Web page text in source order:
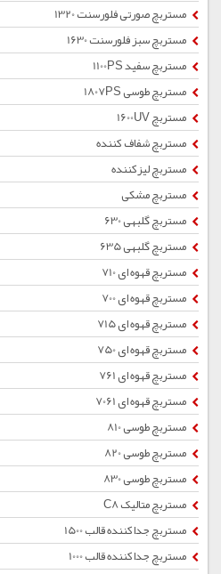
مستربچ صورتی فلورسنت 1320
مستربچ سبز فلورسنت 1630
مستربچ سفید 1100PS
مستربچ طوسی 1807PS
مستربچ 1600UV
مستربچ شفاف کننده
مستربچ لیزکننده
مستربچ مشکی
مستربچ گلبهی 630
مستربچ گلبهی 635
مستربچ قهوه ای 710
مستربچ قهوه ای 700
مستربچ قهوه ای 715
مستربچ قهوه ای 750
مستربچ قهوه ای 761
مستربچ قهوه ای 7061
مستربچ طوسی 810
مستربچ طوسی 820
مستربچ طوسی 830
مستربچ متالیک C8
مستربچ جداکننده قالب 1500
مستربچ جداکننده قالب 1000